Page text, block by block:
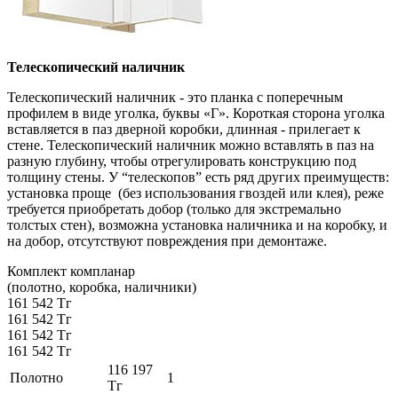
Телескопический наличник
Телескопический наличник - это планка с поперечным
профилем в виде уголка, буквы «Г». Короткая сторона уголка
вставляется в паз дверной коробки, длинная - прилегает к
стене. Телескопический наличник можно вставлять в паз на
разную глубину, чтобы отрегулировать конструкцию под
толщину стены. У “телескопов” есть ряд других преимуществ:
установка проще (без использования гвоздей или клея), реже
требуется приобретать добор (только для экстремально
толстых стен), возможна установка наличника и на коробку, и
на добор, отсутствуют повреждения при демонтаже.
Комплект компланар
(полотно, коробка, наличники)
161 542 Тг
161 542 Тг
161 542 Тг
161 542 Тг
Полотно
116 197
Тг
1